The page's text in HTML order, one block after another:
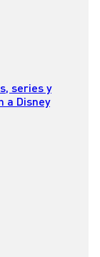
series y
a Disney